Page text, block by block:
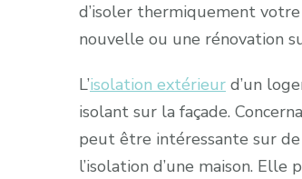
d’isoler thermiquement
nouvelle ou une rénovation
L’isolation extérieur d’un
isolant sur la façade.
peut être intéressante sur
l’isolation d’une maison.